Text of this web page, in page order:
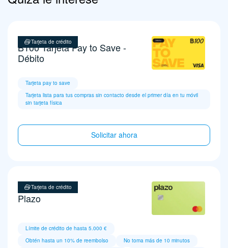
Tarjeta de crédito
B100 Tarjeta Pay to Save -
Débito
Tarjeta pay to save
Tarjeta lista para tus compras sin contacto desde el primer día en tu móvil
sin tarjeta física
Solicitar ahora
Tarjeta de crédito
Plazo
Límite de crédito de hasta 5.000 €
Obtén hasta un 10% de reembolso
No toma más de 10 minutos